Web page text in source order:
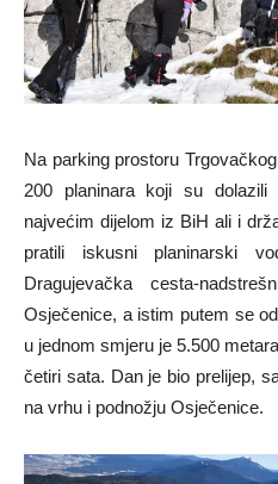
Na parking prostoru
200 planinara koji su dolazili
najvećim dijelom iz BiH ali i
pratili iskusni planinarski
Dragujevačka cesta-
Osječenice, a istim putem se
u jednom smjeru je 5.500
četiri sata. Dan je bio prelijep,
na vrhu i podnožju Osječenice.